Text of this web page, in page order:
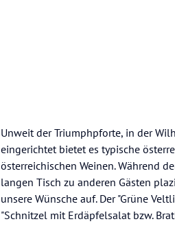
Unweit der Triumphpforte, in der
eingerichtet bietet es typische
österreichischen Weinen. Während
langen Tisch zu anderen Gästen
unsere Wünsche auf. Der "Grüne
"Schnitzel mit Erdäpfelsalat bzw.